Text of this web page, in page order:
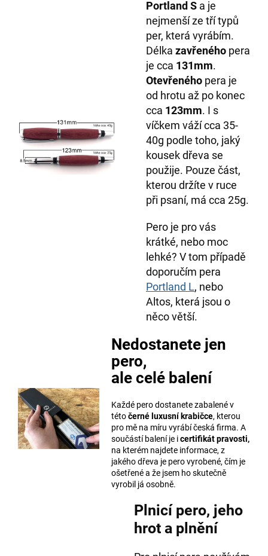
Portland S a je
nejmenší ze tří typů
per, která vyrábím.
Délka zavřeného pera
je cca 131mm.
Otevřeného pera je
od hrotu až po konec
cca 123mm. I s
víčkem váží cca 35-
40g podle toho, jaký
kousek dřeva se
použije. Pouze část,
kterou držíte v ruce
při psaní, má cca 25g.
Pero je pro vás
krátké, nebo moc
lehké? V tom případě
doporučím pera
Portland L, nebo
Altos, která jsou o
něco větší.
Nedostanete jen
pero,
ale celé balení
Každé pero dostanete zabalené v
tétočerné luxusní krabičce, kterou
pro mě na míru vyrábí česká firma. A
součástí balení je icertifikát pravosti,
na kterém najdete informace, z
jakého dřeva je pero vyrobené, čím je
ošetřené a že jsem ho skutečně
vyrobil já osobně.
Plnicí pero, jeho
hrot a plnění